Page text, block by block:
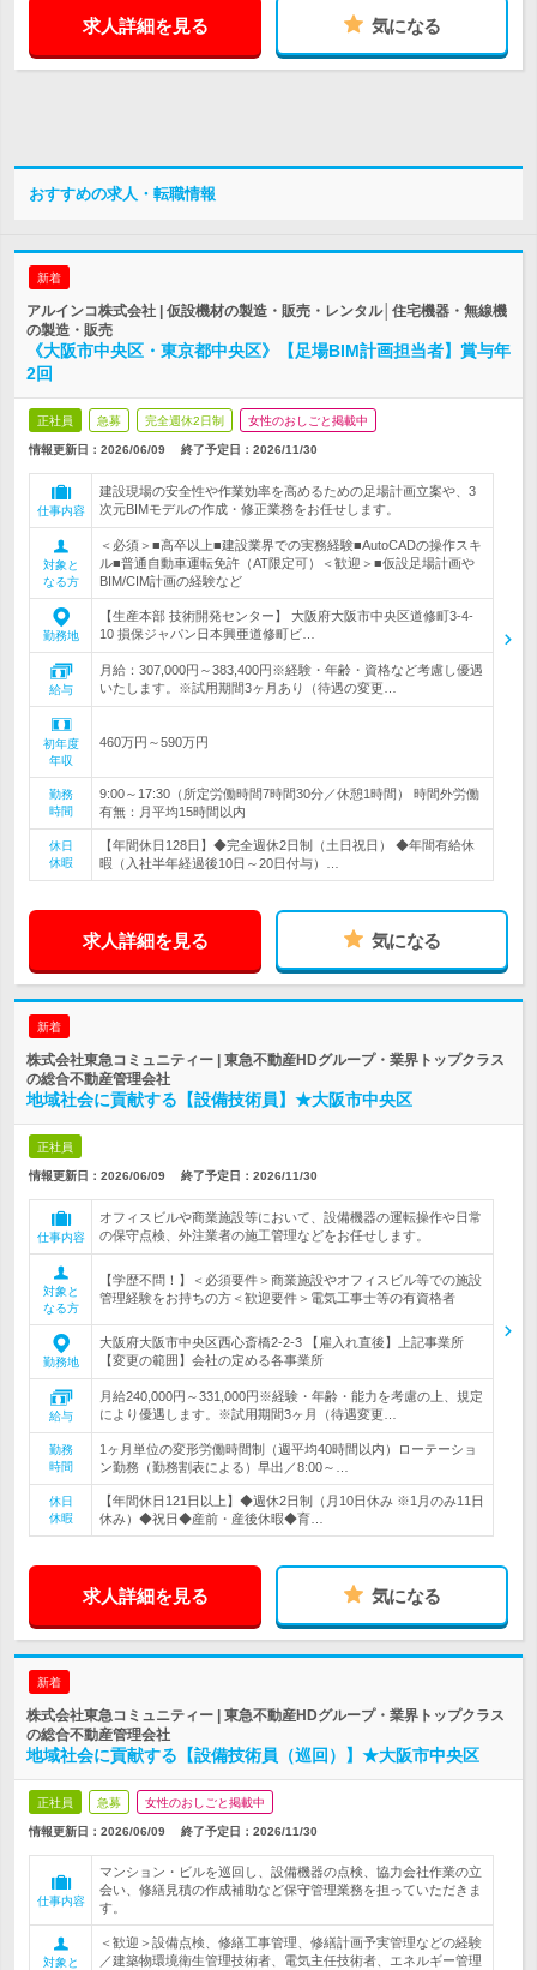
求人詳細を見る 気になる
おすすめの求人・転職情報
新着
アルインコ株式会社 | 仮設機材の製造・販売・レンタル│住宅機器・無線機
の製造・販売
《大阪市中央区・東京都中央区》【足場BIM計画担当者】賞与年
2回
正社員 急募 完全週休2日制 女性のおしごと掲載中
情報更新日：2026/06/09 終了予定日： 2026/11/30
仕事内容
建設現場の安全性や作業効率を高めるための足場計画立案や、3
次元BIMモデルの作成・修正業務をお任せします。
対象と
なる方
＜必須＞■高卒以上■建設業界での実務経験■AutoCADの操作スキ
ル■普通自動車運転免許（AT限定可）＜歓迎＞■仮設足場計画や
BIM/CIM計画の経験など
勤務地
【生産本部 技術開発センター】 大阪府大阪市中央区道修町3-4-
10 損保ジャパン日本興亜道修町ビ…
給与
月給：307,000円～383,400円※経験・年齢・資格など考慮し優遇
いたします。※試用期間3ヶ月あり（待遇の変更…
初年度
年収
460万円～590万円
勤務
時間
9:00～17:30（所定労働時間7時間30分／休憩1時間） 時間外労働
有無：月平均15時間以内
休日
休暇
【年間休日128日】◆完全週休2日制（土日祝日） ◆年間有給休
暇（入社半年経過後10日～20日付与）…
求人詳細を見る 気になる
新着
株式会社東急コミュニティー | 東急不動産HDグループ・業界トップクラス
の総合不動産管理会社
地域社会に貢献する【設備技術員】★大阪市中央区
正社員
情報更新日：2026/06/09 終了予定日： 2026/11/30
仕事内容
オフィスビルや商業施設等において、設備機器の運転操作や日常
の保守点検、外注業者の施工管理などをお任せします。
対象と
なる方
【学歴不問！】＜必須要件＞商業施設やオフィスビル等での施設
管理経験をお持ちの方＜歓迎要件＞電気工事士等の有資格者
勤務地
大阪府大阪市中央区西心斎橋2-2-3 【雇入れ直後】上記事業所
【変更の範囲】会社の定める各事業所
給与
月給240,000円～331,000円※経験・年齢・能力を考慮の上、規定
により優遇します。※試用期間3ヶ月（待遇変更…
勤務
時間
1ヶ月単位の変形労働時間制（週平均40時間以内）ローテーショ
ン勤務（勤務割表による）早出／8:00～…
休日
休暇
【年間休日121日以上】◆週休2日制（月10日休み ※1月のみ11日
休み）◆祝日◆産前・産後休暇◆育…
求人詳細を見る 気になる
新着
株式会社東急コミュニティー | 東急不動産HDグループ・業界トップクラス
の総合不動産管理会社
地域社会に貢献する【設備技術員（巡回）】★大阪市中央区
正社員 急募 女性のおしごと掲載中
情報更新日：2026/06/09 終了予定日： 2026/11/30
仕事内容
マンション・ビルを巡回し、設備機器の点検、協力会社作業の立
会い、修繕見積の作成補助など保守管理業務を担っていただきま
す。
対象と
＜歓迎＞設備点検、修繕工事管理、修繕計画予実管理などの経験
／建築物環境衛生管理技術者、電気主任技術者、エネルギー管理